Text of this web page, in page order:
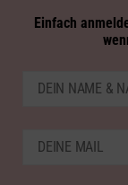
Einfach